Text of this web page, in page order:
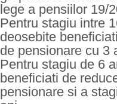
lege a pensiilor 19/
Pentru stagiu intre
deosebite
de pensionare cu 3
Pentru stagiu de 6
beneficiati de
pensionare si a